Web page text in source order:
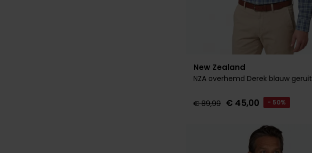
New Zealand
NZA overhemd Derek blauw geruit
€ 89,99 € 45,00 - 50%